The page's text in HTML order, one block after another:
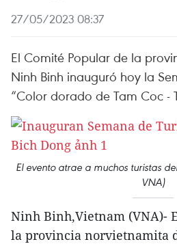
27/05/2023 08:37
El Comité Popular de la
Ninh Binh inauguró hoy la
“Color dorado de Tam Coc -
El evento atrae a muchos turistas
VNA)
Ninh Binh,Vietnam (VNA)-
la provincia norvietnamita